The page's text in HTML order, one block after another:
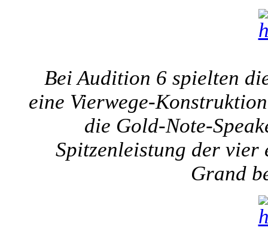
Bei Audition 6 spielten
eine Vierwege-
die Gold-Note-
Spitzenleistung der vier
Grand